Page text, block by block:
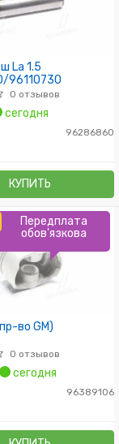
La 1.5
96110730
0 отзывов
сегодня
96286860
КУПИТЬ
во GM)
0 отзывов
сегодня
96389106
Передплата
обов'язкова